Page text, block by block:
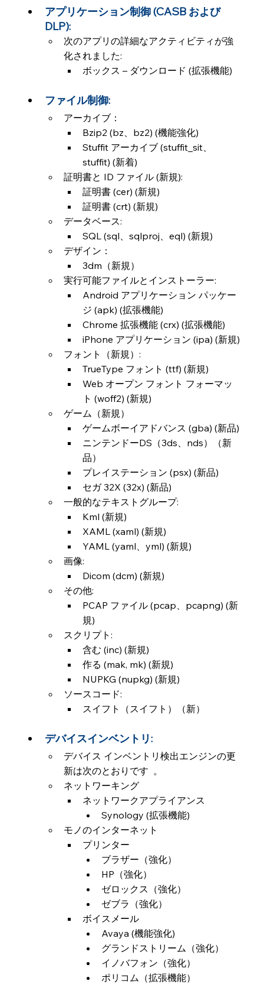
アプリケーション制御 (CASB および
DLP):
次のアプリの詳細なアクティビティが強
化されました:
ボックス – ダウンロード (拡張機能)
ファイル制御:
アーカイブ：
Bzip2 (bz、bz2) (機能強化)
Stuffit アーカイブ (stuffit_sit、
stuffit) (新着)
証明書と ID ファイル (新規):
証明書 (cer) (新規)
証明書 (crt) (新規)
データベース:
SQL (sql、sqlproj、eql) (新規)
デザイン：
3dm（新規）
実行可能ファイルとインストーラー:
Android アプリケーション パッケー
ジ (apk) (拡張機能)
Chrome 拡張機能 (crx) (拡張機能)
iPhone アプリケーション (ipa) (新規)
フォント（新規）:
TrueType フォント (ttf) (新規)
Web オープン フォント フォーマッ
ト (woff2) (新規)
ゲーム（新規）
ゲームボーイアドバンス (gba) (新品)
ニンテンドーDS（3ds、nds）（新
品）
プレイステーション (psx) (新品)
セガ 32X (32x) (新品)
一般的なテキストグループ:
Kml (新規)
XAML (xaml) (新規)
YAML (yaml、yml) (新規)
画像:
Dicom (dcm) (新規)
その他:
PCAP ファイル (pcap、pcapng) (新
規)
スクリプト:
含む (inc) (新規)
作る (mak, mk) (新規)
NUPKG (nupkg) (新規)
ソースコード:
スイフト（スイフト）（新）
デバイスインベントリ:
デバイス インベントリ検出エンジンの更
新は次のとおりです  。
ネットワーキング
ネットワークアプライアンス
Synology (拡張機能)
モノのインターネット
プリンター
ブラザー（強化）
HP（強化）
ゼロックス（強化）
ゼブラ（強化）
ボイスメール
Avaya (機能強化)
グランドストリーム（強化）
イノバフォン（強化）
ポリコム（拡張機能）